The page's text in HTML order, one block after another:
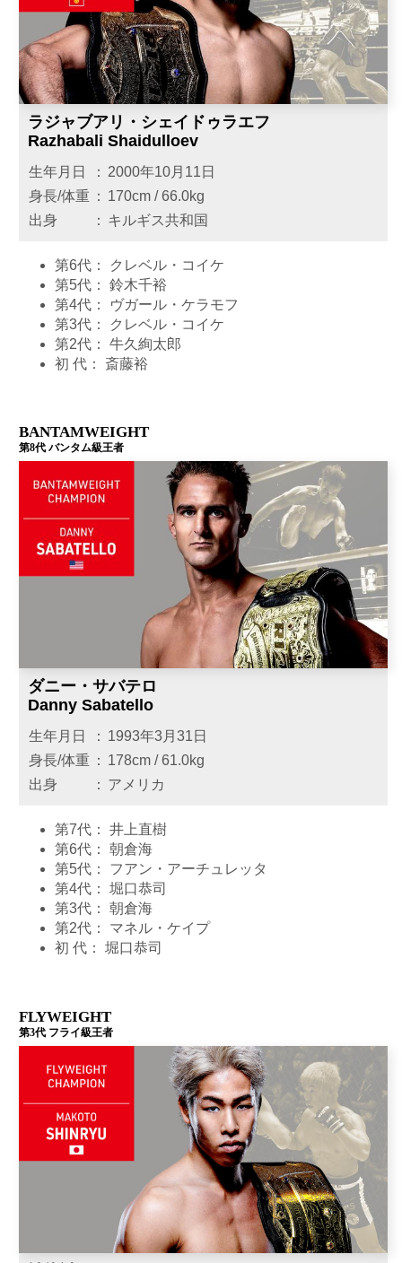
ラジャブアリ・シェイドゥラエフ
Razhabali Shaidulloev
生年月日 ： 2000年10月11日
身長/体重 ： 170cm / 66.0kg
出身
： キルギス共和国
第6代：
クレベル・コイケ
第5代：
鈴木千裕
第4代：
ヴガール・ケラモフ
第3代：
クレベル・コイケ
第2代：
牛久絢太郎
初 代：
斎藤裕
BANTAMWEIGHT
第8代 バンタム級王者
ダニー・サバテロ
Danny Sabatello
生年月日 ： 1993年3月31日
身長/体重 ： 178cm / 61.0kg
出身
： アメリカ
第7代：井上直樹
第6代：朝倉海
第5代： フアン・アーチュレッタ
第4代：堀口恭司
第3代：朝倉海
第2代： マネル・ケイプ
初 代：堀口恭司
FLYWEIGHT
第3代 フライ級王者